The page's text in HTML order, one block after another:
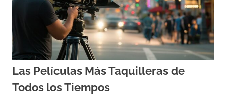
Las Películas Más Taquilleras de
Todos los Tiempos